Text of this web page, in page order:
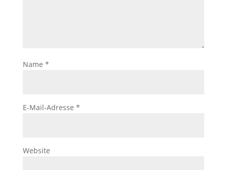
Name *
E-Mail-Adresse *
Website